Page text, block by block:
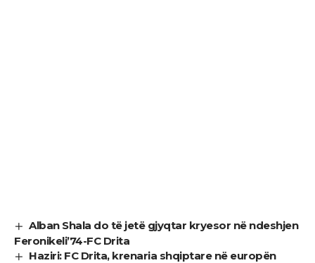
Alban Shala do të jetë gjyqtar kryesor në ndeshjen
Feronikeli’74-FC Drita
Haziri: FC Drita, krenaria shqiptare në europën